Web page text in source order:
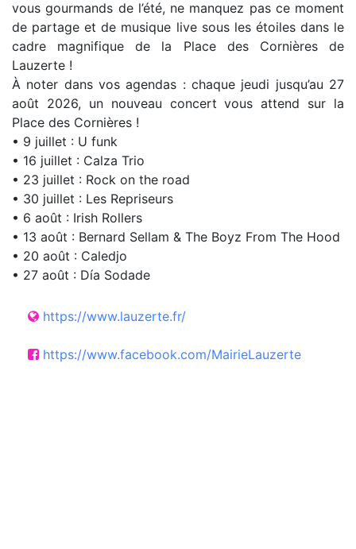
vous gourmands de l’été, ne manquez pas ce moment
de partage et de musique live sous les étoiles dans le
cadre magnifique de la Place des Cornières de
Lauzerte !
À noter dans vos agendas : chaque jeudi jusqu’au 27
août 2026, un nouveau concert vous attend sur la
Place des Cornières !
• 9 juillet : U funk
• 16 juillet : Calza Trio
• 23 juillet : Rock on the road
• 30 juillet : Les Repriseurs
• 6 août : Irish Rollers
• 13 août : Bernard Sellam & The Boyz From The Hood
• 20 août : Caledjo
• 27 août : Día Sodade
https://www.lauzerte.fr/
https://www.facebook.com/MairieLauzerte